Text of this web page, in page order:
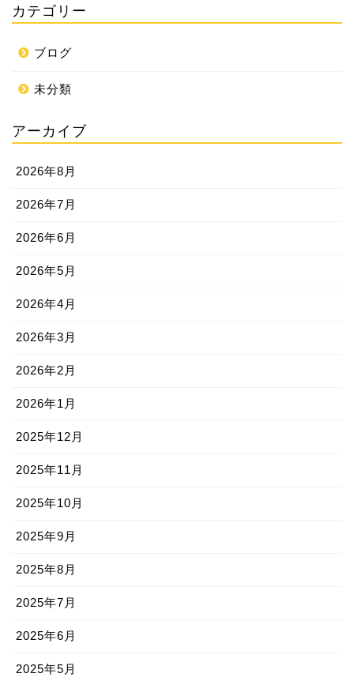
カテゴリー
ブログ
未分類
アーカイブ
2026年8月
2026年7月
2026年6月
2026年5月
2026年4月
2026年3月
2026年2月
2026年1月
2025年12月
2025年11月
2025年10月
2025年9月
2025年8月
2025年7月
2025年6月
2025年5月